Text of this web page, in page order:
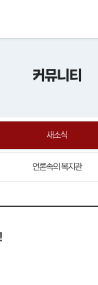
커뮤니티
새소식
언론속의 복지관